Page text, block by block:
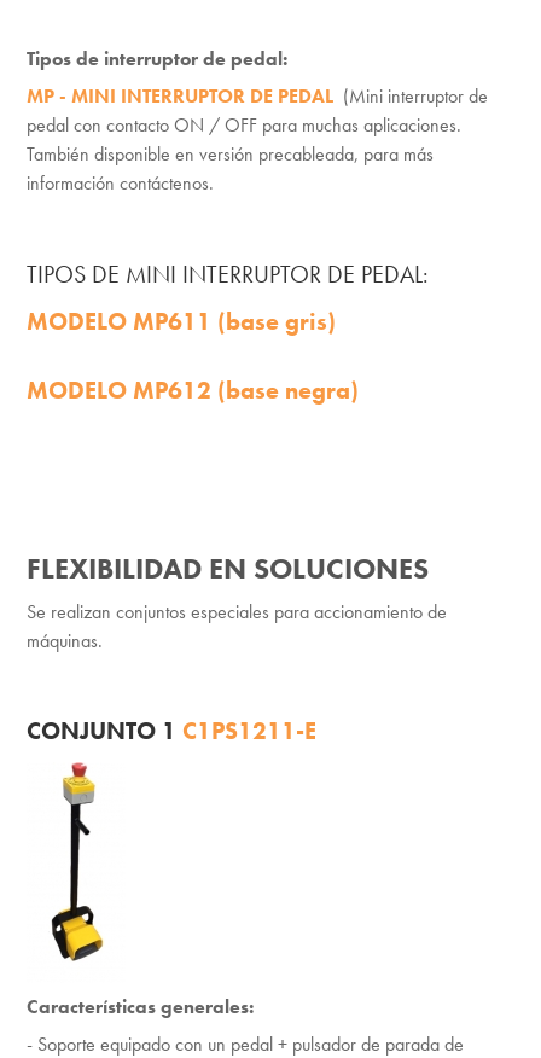
Tipos de interruptor de pedal:
MP - MINI INTERRUPTOR DE PEDAL (Mini interruptor de
pedal con contacto ON / OFF para muchas aplicaciones.
También disponible en versión precableada, para más
información contáctenos.
TIPOS DE MINI INTERRUPTOR DE PEDAL:
MODELO MP611 (base gris)
MODELO MP612 (base negra)
FLEXIBILIDAD EN SOLUCIONES
Se realizan conjuntos especiales para accionamiento de
máquinas.
CONJUNTO 1 C1PS1211-E
Características generales:
- Soporte equipado con un pedal + pulsador de parada de